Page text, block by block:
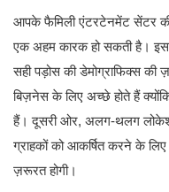
आपके फैमिली एंटरटेनमेंट सेंटर
एक अहम कारक हो सकती है।
सही पड़ोस की डेमोग्राफिक्स
बिज़नेस के लिए अच्छे होते हैं
हैं। दूसरी ओर, अलग-थलग
ग्राहकों को आकर्षित करने के
ज़रूरत होगी।